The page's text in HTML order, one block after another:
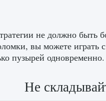
не должно
вы можете
пузырей одновременно.
Не